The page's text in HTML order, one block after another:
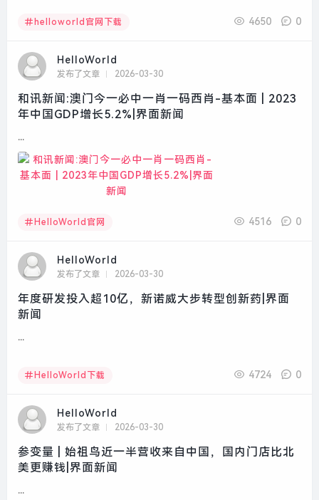
helloworld官网下载 4650 0
HelloWorld
发布了文章 2026-03-30
和讯新闻:澳门今一必中一肖一码西肖-基本面 | 2023
年中国GDP增长5.2%|界面新闻
...
HelloWorld官网 4516 0
HelloWorld
发布了文章 2026-03-30
年度研发投入超10亿，新诺威大步转型创新药|界面
新闻
...
HelloWorld下载 4724 0
HelloWorld
发布了文章 2026-03-30
参变量 | 始祖鸟近一半营收来自中国，国内门店比北
美更赚钱|界面新闻
...